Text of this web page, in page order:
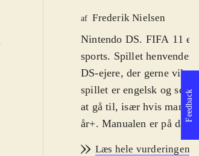
af Frederik Nielsen
Nintendo DS. FIFA 11
sports. Spillet
DS-ejere, der gerne vil
spillet er engelsk og
at gå til, især hvis man
år+. Manualen er på
De nye tilføjelser i år er
Læs hele vurderingen
Feedback